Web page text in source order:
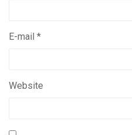
E-mail *
Website